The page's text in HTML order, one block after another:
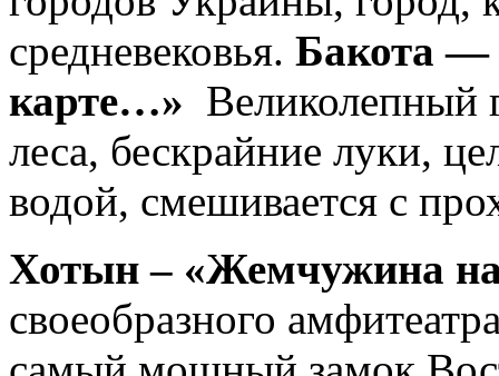
средневековья. Бакота —
карте…» Великолепный
леса, бескрайние луки,
водой, смешивается с
Хотын – «Жемчужина на
своеобразного